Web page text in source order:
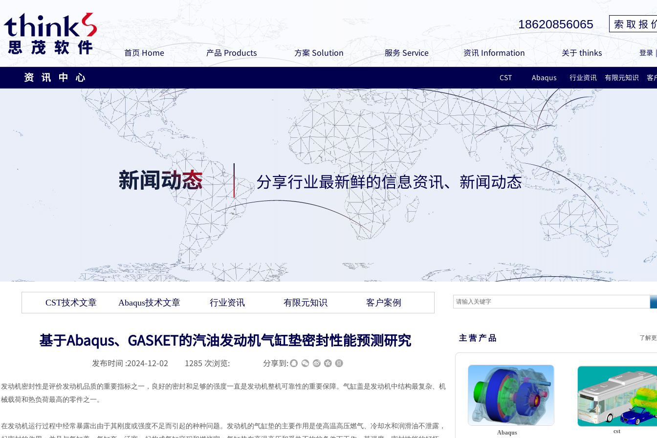
18620856065
登录 |
索 取 报
首页 Home 产品 Products 方案 Solution 服务 Service 资讯 Information 关于 thinks
分享行业最新鲜的信息资讯、新闻动态
资 讯 中 心 CST Abaqus 行业资讯 有限元知识 客
CST技术文章 Abaqus技术文章 行业资讯 有限元知识 客户案例
基于Abaqus、GASKET的汽油发动机气缸垫密封性能预测研究
发布时间 :2024-12-02 1285 次浏览: 分享到:
发动机密封性是评价发动机品质的重要指标之一，良好的密封和足够的强度一直是发动机整机可靠性的重要保障。气缸盖是发动机中结构最复杂、机
械载荷和热负荷最高的零件之一。
在发动机运行过程中经常暴露出由于其刚度或强度不足而引起的种种问题。发动机的气缸垫的主要作用是使高温高压燃气、冷却水和润滑油不泄露，
主 营 产 品 了解
cst
Abaqus